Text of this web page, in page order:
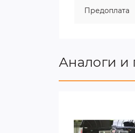
Предоплата
Аналоги и